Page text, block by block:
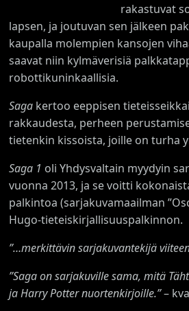
rakastuvat
lapsen, ja joutuvan sen jälkeen
kaupalla molempien kansojen
saavat niin kylmäverisiä
robottikuninkaallisia.
Saga kertoo eeppisen
rakkaudesta, perheen
tietenkin kissoista, joille on turha
Saga 1 oli Yhdysvaltain myydyin
vuonna 2013, ja se voitti
palkintoa (sarjakuvamaailman
Hugo-tieteiskirjallisuuspalkinnon.
”…merkittävin sarjakuvantekijä
”Saga on sarjakuville sama, mitä
ja Harry Potter nuortenkirjoille.”–